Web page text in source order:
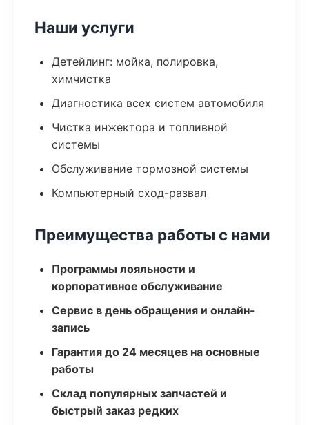
Наши услуги
Детейлинг: мойка, полировка,
химчистка
Диагностика всех систем автомобиля
Чистка инжектора и топливной
системы
Обслуживание тормозной системы
Компьютерный сход-развал
Преимущества работы с нами
Программы лояльности и
корпоративное обслуживание
Сервис в день обращения и онлайн-
запись
Гарантия до 24 месяцев на основные
работы
Склад популярных запчастей и
быстрый заказ редких